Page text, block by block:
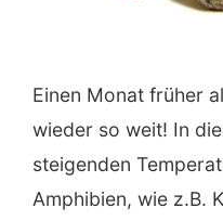
Einen Monat früher
wieder so weit! In
steigenden
Amphibien, wie z.B.